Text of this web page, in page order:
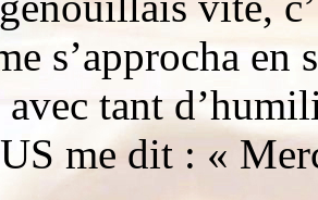
s’approcha en
tant
me dit : «